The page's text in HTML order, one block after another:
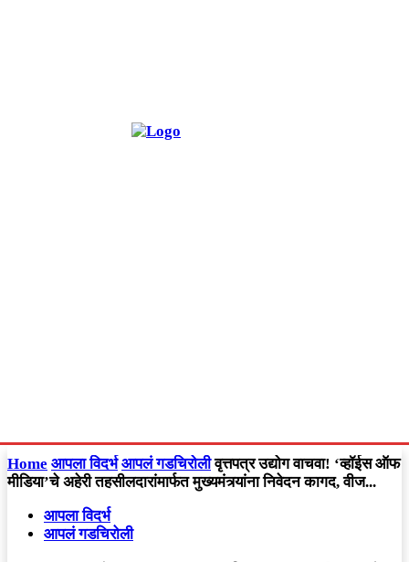
Home आपला विदर्भ आपलं गडचिरोली वृत्तपत्र उद्योग वाचवा! ‘व्हॉईस ऑफ
मीडिया’चे अहेरी तहसीलदारांमार्फत मुख्यमंत्र्यांना निवेदन कागद, वीज...
आपला विदर्भ
आपलं गडचिरोली